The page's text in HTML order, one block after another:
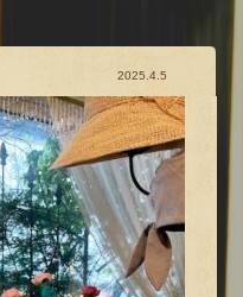
2025.4.5